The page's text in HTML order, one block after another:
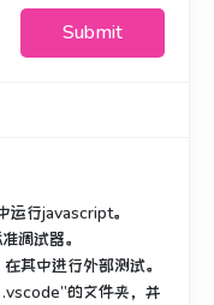
Submit
行javascript。
调试器。
其中进行外部测试。
的文件夹，并